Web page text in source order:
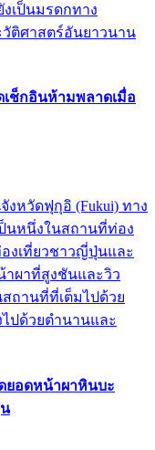
เป็นมรดกทาง
ติศาสตร์อันยาวนาน
เช็กอินห้ามพลาดเมื่อ
งหวัดฟุกุอิ (Fukui) ทาง
นหนึ่งในสถานที่ท่อง
งเที่ยวชาวญี่ปุ่นและ
าผาที่สูงชันและวิว
ถานที่ที่เต็มไปด้วย
ปด้วยตำนานและ
ยอดหน้าผาหินบะ